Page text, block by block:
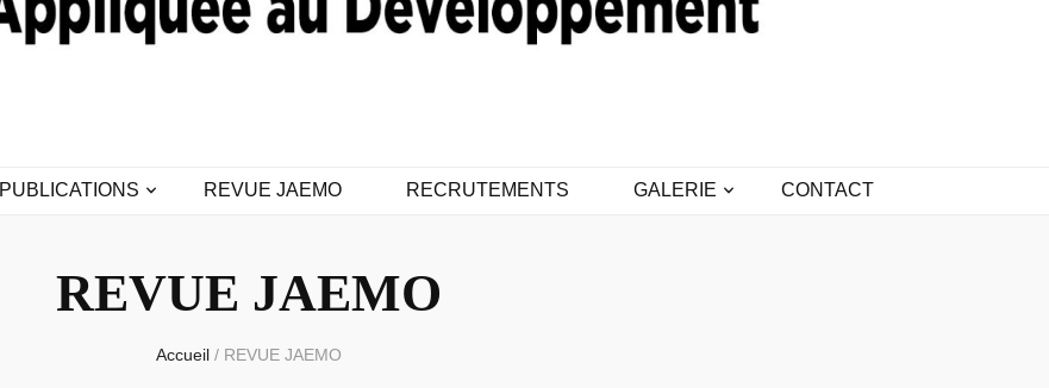
PUBLICATIONS REVUE JAEMO RECRUTEMENTS GALERIE CONTACT
REVUE JAEMO
Accueil / REVUE JAEMO